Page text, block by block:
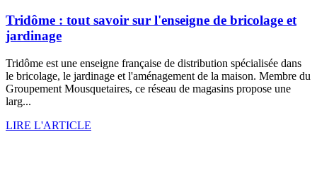
Tridôme : tout savoir sur l'enseigne de bricolage et
jardinage
Tridôme est une enseigne française de distribution spécialisée dans
le bricolage, le jardinage et l'aménagement de la maison. Membre du
Groupement Mousquetaires, ce réseau de magasins propose une
larg...
LIRE L'ARTICLE